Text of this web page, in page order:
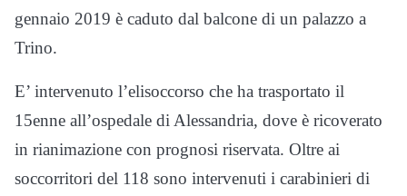
gennaio 2019 è caduto dal balcone di un palazzo a
Trino.
E’ intervenuto l’elisoccorso che ha trasportato il
15enne all’ospedale di Alessandria, dove è ricoverato
in rianimazione con prognosi riservata. Oltre ai
soccorritori del 118 sono intervenuti i carabinieri di